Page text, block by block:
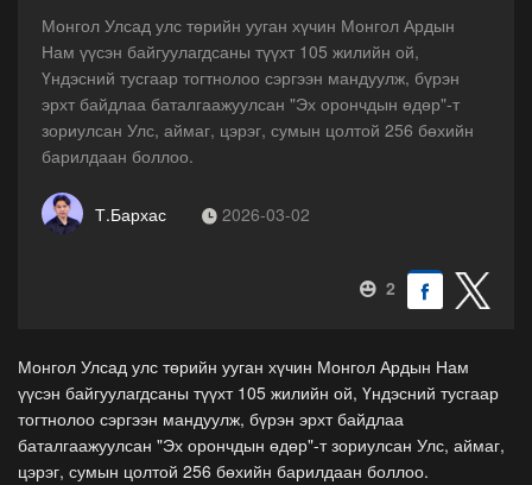
Монгол Улсад улс төрийн ууган хүчин Монгол Ардын
Нам үүсэн байгуулагдсаны түүхт 105 жилийн ой,
Үндэсний тусгаар тогтнолоо сэргээн мандуулж, бүрэн
эрхт байдлаа баталгаажуулсан "Эх орончдын өдөр"-т
зориулсан Улс, аймаг, цэрэг, сумын цолтой 256 бөхийн
барилдаан боллоо.
Т.Бархас 2026-03-02
2
Монгол Улсад улс төрийн ууган хүчин Монгол Ардын Нам
үүсэн байгуулагдсаны түүхт 105 жилийн ой, Үндэсний тусгаар
тогтнолоо сэргээн мандуулж, бүрэн эрхт байдлаа
баталгаажуулсан "Эх орончдын өдөр"-т зориулсан Улс, аймаг,
цэрэг, сумын цолтой 256 бөхийн барилдаан боллоо.